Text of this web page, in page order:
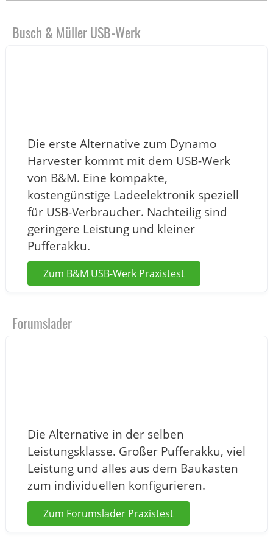
Busch & Müller USB-Werk
Die erste Alternative zum Dynamo
Harvester kommt mit dem USB-Werk
von B&M. Eine kompakte,
kostengünstige Ladeelektronik speziell
für USB-Verbraucher. Nachteilig sind
geringere Leistung und kleiner
Pufferakku.
Zum B&M USB-Werk Praxistest
Forumslader
Die Alternative in der selben
Leistungsklasse. Großer Pufferakku, viel
Leistung und alles aus dem Baukasten
zum individuellen konfigurieren.
Zum Forumslader Praxistest